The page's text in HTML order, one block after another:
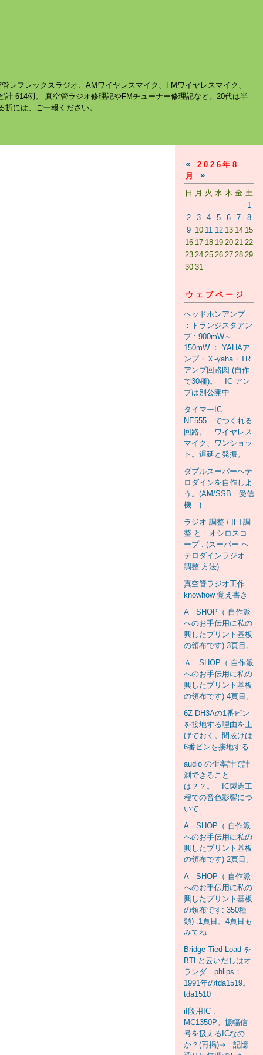
フレックスラジオ、AMワイヤレスマイク、FMワイヤレスマイク、
計 614例。 真空管ラジオ修理記やFMチューナー修理記など。20代は半
には、ご一報ください。
« 2026年8
月
»
日 月 火 水 木 金 土
1
2
3 4 5 6 7
8
9 10 11 12 13 14 15
16 17 18 19 20 21 22
23 24 25 26 27 28 29
30 31
ウェブページ
ヘッドホンアンプ
：トランジスタアン
プ : 900mW～
150mW ： YAHAア
ンプ・Ｘ-yaha・TR
アンプ回路図 (自作
で30種)。 IC アン
プは別公開中
タイマーIC
NE555 でつくれる
回路。 ワイヤレス
マイク、ワンショッ
ト。遅延と発振。
ダブルスーパーヘテ
ロダインを自作しよ
う。(AM/SSB 受信
機 )
ラジオ 調整 / IFT調
整 と オシロスコ
ープ : (スーパー ヘ
テロダインラジオ
調整 方法)
真空管ラジオ工作
knowhow 覚え書き
A SHOP（ 自作派
へのお手伝用に私の
興したプリント基板
の領布です) 3頁目。
Ａ SHOP（ 自作派
へのお手伝用に私の
興したプリント基板
の領布です) 4頁目。
6Z-DH3Aの1番ピン
を接地する理由を上
げておく。間抜けは
6番ピンを接地する
audio の歪率計で計
測できること
は？？。 IC製造工
程での音色影響につ
いて
A SHOP（ 自作派
へのお手伝用に私の
興したプリント基板
の領布です) 2頁目。
A SHOP（ 自作派
へのお手伝用に私の
興したプリント基板
の領布です: 350種
類) :1頁目。4頁目も
みてね
Bridge-Tied-Load を
BTLと云いだしはオ
ランダ phlips：
1991年のtda1519。
tda1510
if段用IC :
MC1350P。振幅信
号を扱えるICなの
か？(再掲)⇒ 記憶